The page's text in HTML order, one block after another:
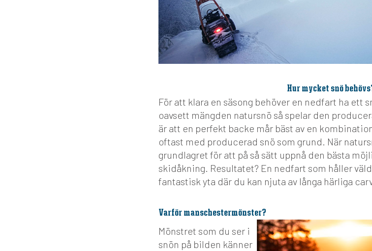
Hur mycket snö
För att klara en säsong behöver en nedfart ha ett
oavsett mängden natursnö så spelar den
är att en perfekt backe mår bäst av en
oftast med producerad snö som grund. När
grundlagret för att på så sätt uppnå den bästa
skidåkning. Resultatet? En nedfart som håller
fantastisk yta där du kan njuta av långa härliga
Varför manschestermönster?
Mönstret som du ser i
snön på bilden känner